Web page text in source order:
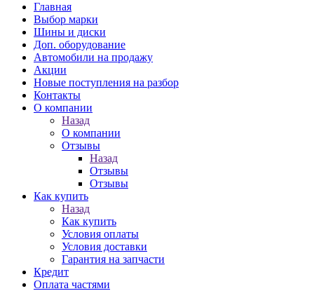
Главная
Выбор марки
Шины и диски
Доп. оборудование
Автомобили на продажу
Акции
Новые поступления на разбор
Контакты
О компании
Назад
О компании
Отзывы
Назад
Отзывы
Отзывы
Как купить
Назад
Как купить
Условия оплаты
Условия доставки
Гарантия на запчасти
Кредит
Оплата частями